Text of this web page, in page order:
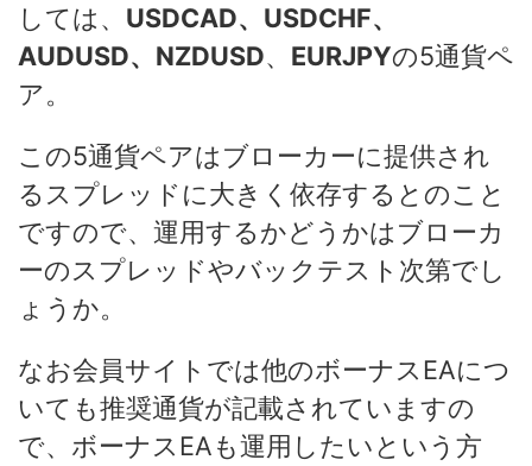
しては、 USDCAD、USDCHF、
AUDUSD、NZDUSD、 EURJPYの5通貨ペ
ア。
この5通貨ペアはブローカーに提供され
るスプレッドに大きく依存するとのこと
ですので、運用するかどうかはブローカ
ーのスプレッドやバックテスト次第でし
ょうか。
なお会員サイトでは他のボーナスEAにつ
いても推奨通貨が記載されていますの
で、ボーナスEAも運用したいという方